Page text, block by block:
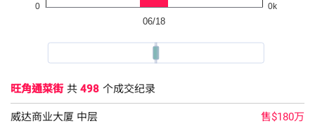
旺角通菜街 共 498 个成交纪录
威达商业大厦 中层
售$180万